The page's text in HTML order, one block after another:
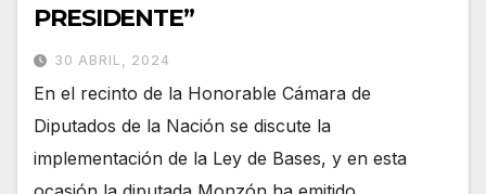
PRESIDENTE”
30 ABRIL, 2024
En el recinto de la Honorable Cámara de
Diputados de la Nación se discute la
implementación de la Ley de Bases, y en esta